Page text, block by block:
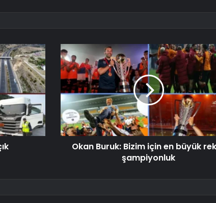
Okan Buruk: Bizim için en büyük
şampiyonluk